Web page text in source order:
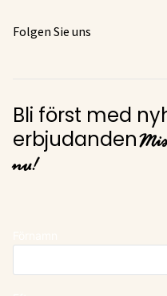
Folgen Sie uns
Bli först med
erbjudanden
nu!